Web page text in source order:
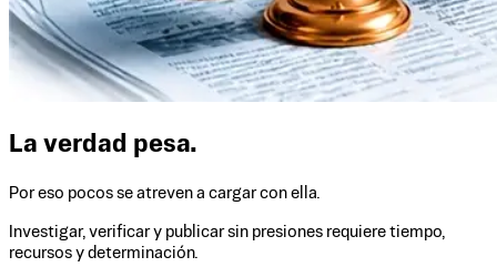
La verdad pesa.
Por eso pocos se atreven a cargar con ella.
Investigar, verificar y publicar sin presiones requiere tiempo,
recursos y determinación.